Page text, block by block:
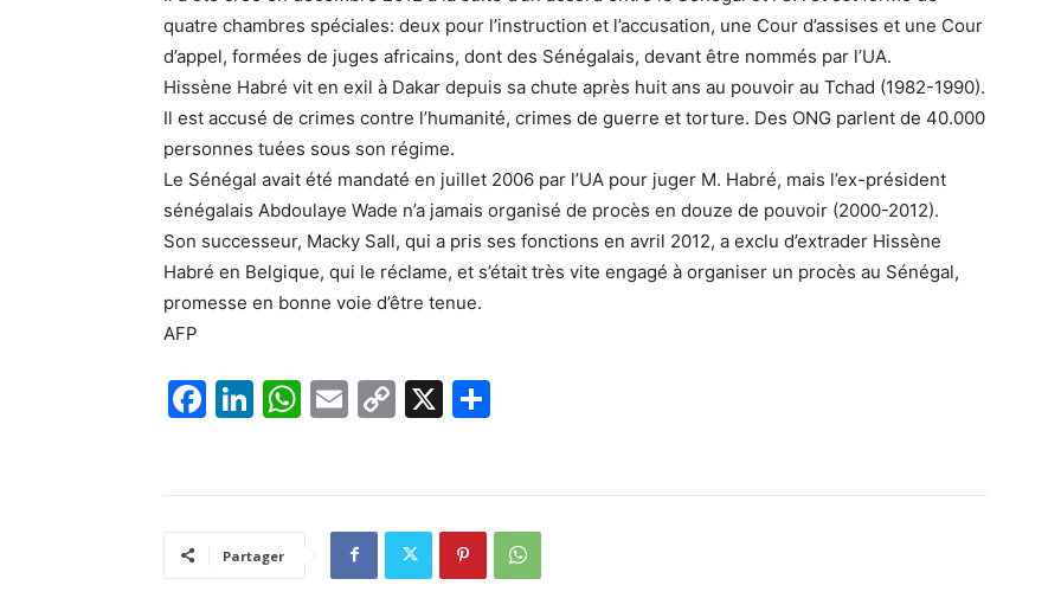
quatre chambres spéciales: deux pour l’instruction et l’accusation, une Cour d’assises et une Cour
d’appel, formées de juges africains, dont des Sénégalais, devant être nommés par l’UA.
Hissène Habré vit en exil à Dakar depuis sa chute après huit ans au pouvoir au Tchad (1982-1990).
Il est accusé de crimes contre l’humanité, crimes de guerre et torture. Des ONG parlent de 40.000
personnes tuées sous son régime.
Le Sénégal avait été mandaté en juillet 2006 par l’UA pour juger M. Habré, mais l’ex-président
sénégalais Abdoulaye Wade n’a jamais organisé de procès en douze de pouvoir (2000-2012).
Son successeur, Macky Sall, qui a pris ses fonctions en avril 2012, a exclu d’extrader Hissène
Habré en Belgique, qui le réclame, et s’était très vite engagé à organiser un procès au Sénégal,
promesse en bonne voie d’être tenue.
AFP
F
b
Li
dI
W E
C
Li
n
X
er
Partager